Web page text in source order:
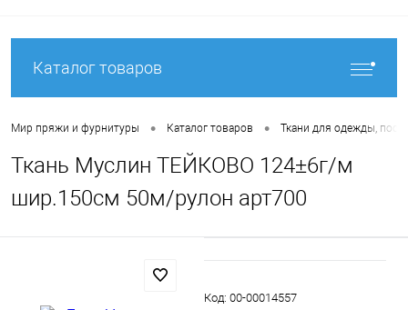
Каталог товаров
Мир пряжи и фурнитуры • Каталог товаров • Ткани для одежды,
Ткань Муслин ТЕЙКОВО 124±6г/м
шир.150см 50м/рулон арт700
Код: 00-00014557